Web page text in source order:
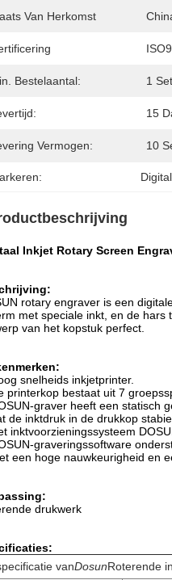
Van Herkomst
Bestelaantal: 1 Set
15
Vermogen: 10
Inkjet Rotary Screen
rotary engraver is een
met speciale inkt, en de hars
van het kopstuk perfect.
snelheids inkjetprinter.
printerkop bestaat uit 7
graver heeft een statisch
de inktdruk in de drukkop
inktvoorzieningssysteem
graveringssoftware
een hoge nauwkeurigheid en
drukwerk
vanDosunRoterende